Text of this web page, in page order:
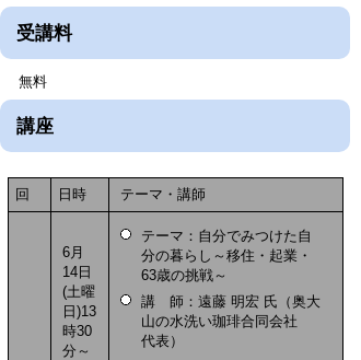
受講料
無料
講座
回 日時 テーマ・講師
6月
14日
(土曜
日)13
時30
分～
テーマ：自分でみつけた自
分の暮らし～移住・起業・
63歳の挑戦～
講 師：遠藤 明宏 氏（奥大
山の水洗い珈琲合同会社
代表）